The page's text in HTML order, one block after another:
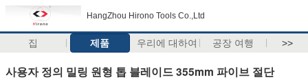
HangZhou Hirono Tools Co.,Ltd
집 제품 우리에 대하여 공장 여행 >>
사용자 정의 밀링 원형 톱 블레이드 355mm 파이브 절단